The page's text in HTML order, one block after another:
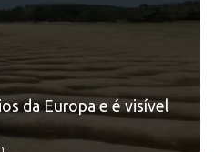
da Europa e é visível